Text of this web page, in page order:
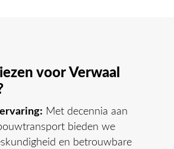
voor Verwaal
Met decennia aan
bieden we
en betrouwbare